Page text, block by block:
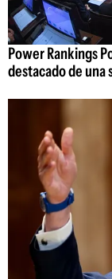
Power Rankings
destacado de una